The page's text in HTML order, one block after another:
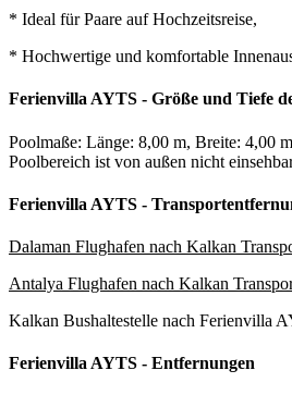
* Ideal für Paare auf Hochzeitsreise,
* Hochwertige und komfortable
Ferienvilla AYTS - Größe und Tiefe
Poolmaße: Länge: 8,00 m, Breite: 4,00
Poolbereich ist von außen nicht
Ferienvilla AYTS -
Dalaman Flughafen nach Kalkan
Antalya Flughafen nach Kalkan
Kalkan Bushaltestelle nach Ferienvilla
Ferienvilla AYTS - Entfernungen